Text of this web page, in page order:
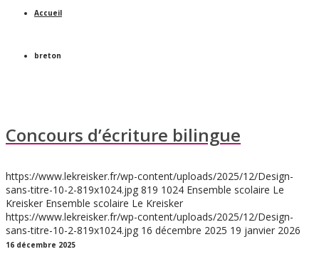
Accueil
breton
Concours d’écriture bilingue
https://www.lekreisker.fr/wp-content/uploads/2025/12/Design-
sans-titre-10-2-819x1024.jpg 819 1024 Ensemble scolaire Le
Kreisker Ensemble scolaire Le Kreisker
https://www.lekreisker.fr/wp-content/uploads/2025/12/Design-
sans-titre-10-2-819x1024.jpg 16 décembre 2025 19 janvier 2026
16 décembre 2025